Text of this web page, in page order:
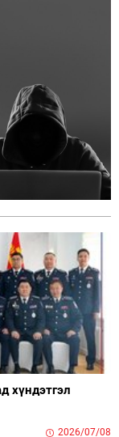
хүндэтгэл
2026/07/08